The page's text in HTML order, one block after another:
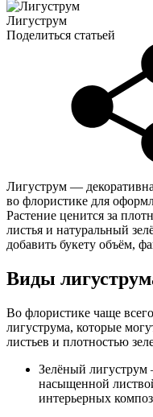
Лигуструм
Поделиться статьей
Лигуструм —
во флористике для
Растение ценится за
листья и натуральный
добавить букету объём,
Виды
Во флористике чаще
лигуструма, которые
листьев и плотностью
Зелёный лигуструм
насыщенной
интерьерных